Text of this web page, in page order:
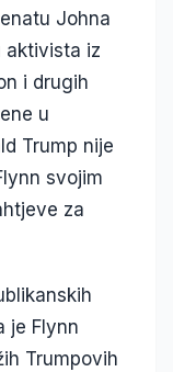
Johna
aktivista iz
i drugih
u
Trump nije
svojim
za
je Flynn
Trumpovih